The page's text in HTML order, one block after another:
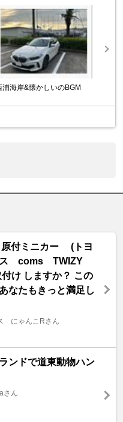
浦海岸&懐かしいのBGM
原付ミニカー (トヨ
coms TWIZY
け しますか？ この
なたもきっと満足し
にゃんこRさん
ンドで道東動物ハン
さん